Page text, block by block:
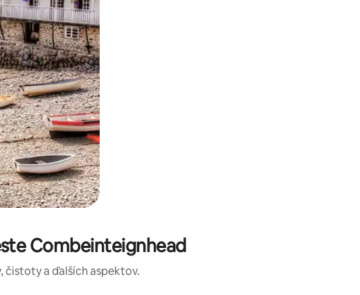
Combeinteignhead
čistoty a ďalších aspektov.